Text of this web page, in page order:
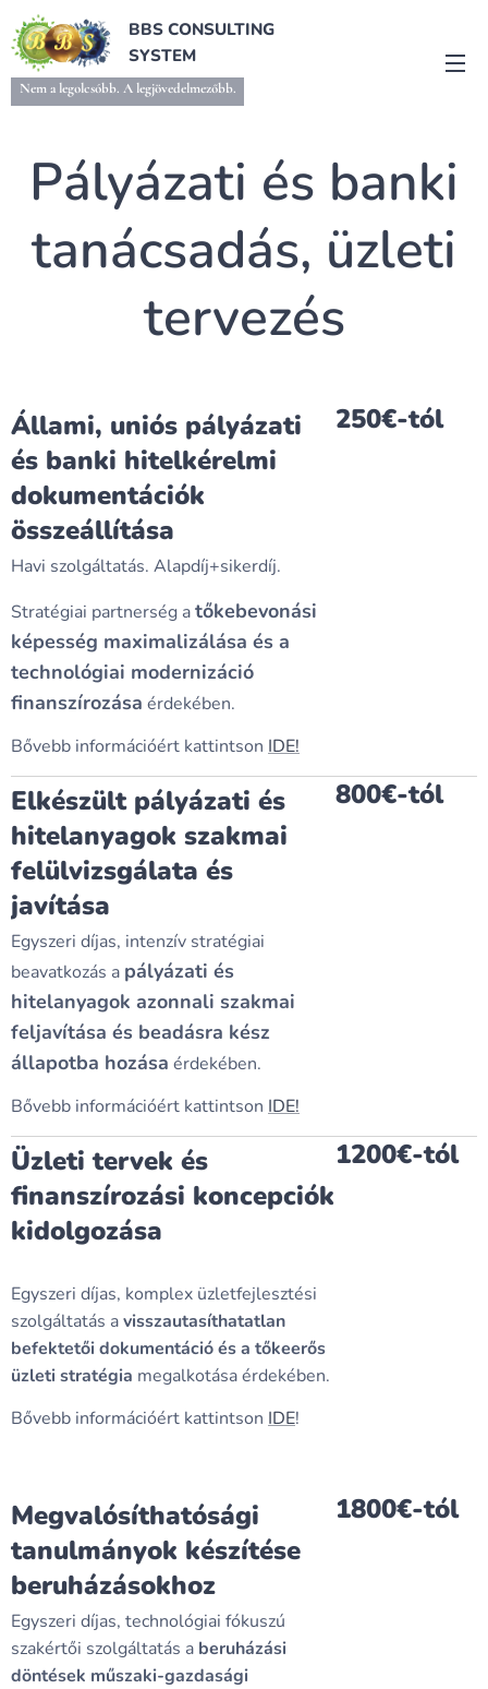
BBS CONSULTING
SYSTEM
Nem a legolcsóbb. A legjövedelmezőbb.
Pályázati és banki
tanácsadás, üzleti
tervezés
Állami, uniós pályázati
és banki hitelkérelmi
dokumentációk
összeállítása
Havi szolgáltatás. Alapdíj+sikerdíj.
Stratégiai partnerség atőkebevonási
képesség maximalizálása és a
technológiai modernizáció
finanszírozása érdekében.
Bővebb információért kattintson IDE!
250€-tól
Elkészült pályázati és
hitelanyagok szakmai
felülvizsgálata és
javítása
Egyszeri díjas, intenzív stratégiai
beavatkozás a pályázati és
hitelanyagok azonnali szakmai
feljavítása és beadásra kész
állapotba hozása érdekében.
Bővebb információért kattintson IDE!
800€-tól
Üzleti tervek és
finanszírozási koncepciók
kidolgozása
Egyszeri díjas, komplex üzletfejlesztési
szolgáltatás avisszautasíthatatlan
befektetői dokumentáció és a tőkeerős
üzleti stratégia megalkotása érdekében.
Bővebb információért kattintson IDE!
1200€-tól
Megvalósíthatósági
tanulmányok készítése
beruházásokhoz
Egyszeri díjas, technológiai fókuszú
szakértői szolgáltatás a beruházási
döntések műszaki-gazdasági
1800€-tól